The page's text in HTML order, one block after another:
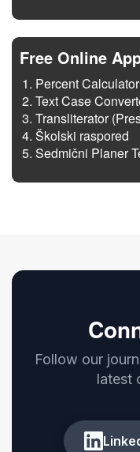
Free Online
Percent Calculator
Text Case
Transliterator
Školski raspored
Sedmični Planer
Follow our
latest